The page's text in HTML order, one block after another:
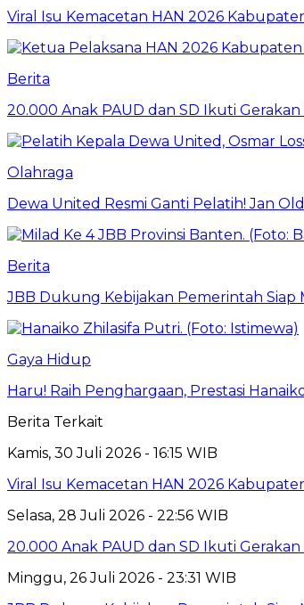
Viral Isu Kemacetan HAN 2026
Berita
20.000 Anak PAUD dan SD Ikuti
Olahraga
Dewa United Resmi Ganti Pelatih! Jan
Berita
JBB Dukung Kebijakan Pemerintah Siap
Gaya Hidup
Haru! Raih Penghargaan, Prestasi
Berita Terkait
Kamis, 30 Juli 2026 - 16:15 WIB
Viral Isu Kemacetan HAN 2026
Selasa, 28 Juli 2026 - 22:56 WIB
20.000 Anak PAUD dan SD Ikuti
Minggu, 26 Juli 2026 - 23:31 WIB